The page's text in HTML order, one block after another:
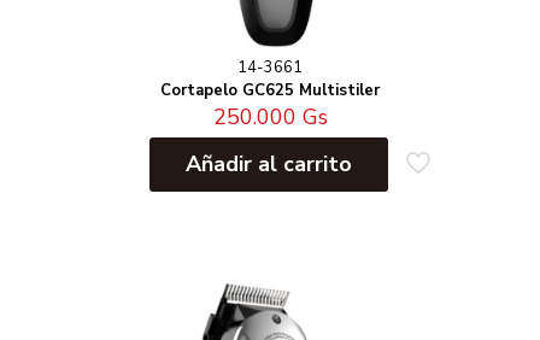
14-3661
Cortapelo GC625 Multistiler
250.000 Gs
Añadir al carrito